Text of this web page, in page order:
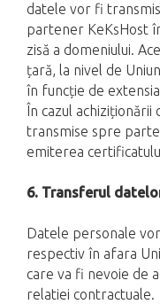
datele vor fi
partener KeKsHost
zisă a domeniului.
țară, la nivel de
în funcție de
În cazul
transmise spre
emiterea
6. Transferul
Datele personale
respectiv în afara
care va fi nevoie de
relatiei contractuale.